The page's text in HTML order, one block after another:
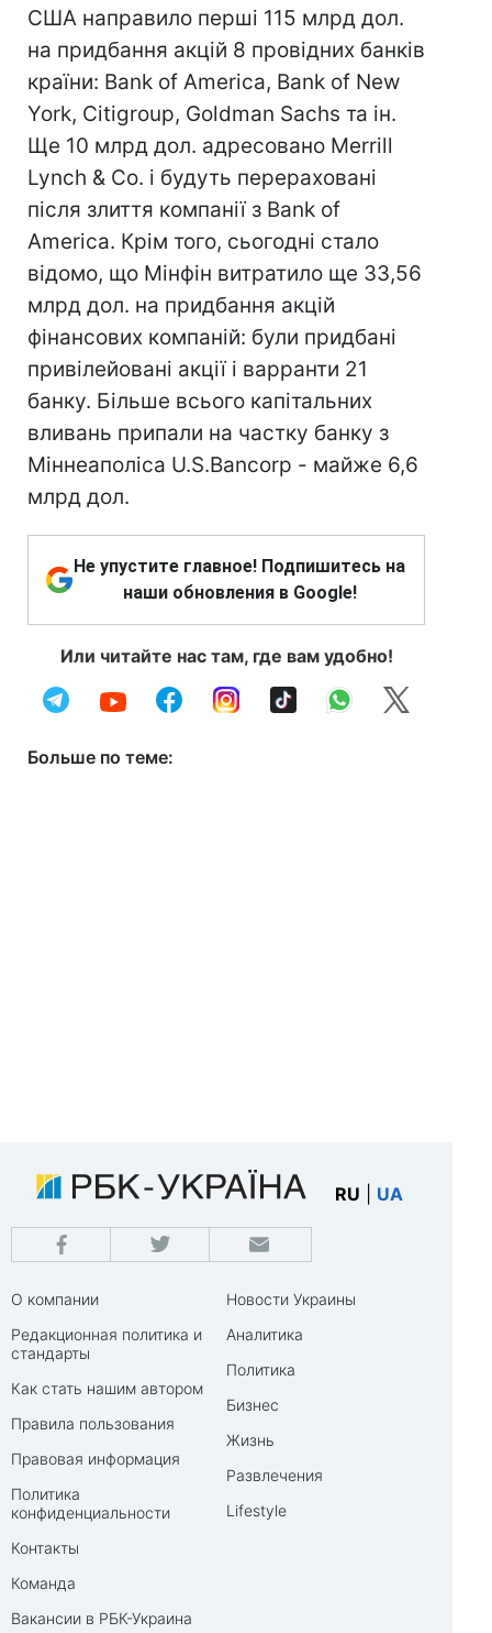
США направило перші 115 млрд дол.
на придбання акцій 8 провідних банків
країни: Bank of America, Bank of New
York, Citigroup, Goldman Sachs та ін.
Ще 10 млрд дол. адресовано Merrill
Lynch & Co. і будуть перераховані
після злиття компанії з Bank of
America. Крім того, сьогодні стало
відомо, що Мінфін витратило ще 33,56
млрд дол. на придбання акцій
фінансових компаній: були придбані
привілейовані акції і варранти 21
банку. Більше всього капітальних
вливань припали на частку банку з
Міннеаполіса U.S.Bancorp - майже 6,6
млрд дол.
Не упустите главное! Подпишитесь на
наши обновления в Google!
Или читайте нас там, где вам удобно!
Больше по теме:
RU UA
О компании
Редакционная политика и
стандарты
Как стать нашим автором
Правила пользования
Правовая информация
Политика
конфиденциальности
Контакты
Команда
Вакансии в РБК-Украина
Новости Украины
Аналитика
Политика
Бизнес
Жизнь
Развлечения
Lifestyle